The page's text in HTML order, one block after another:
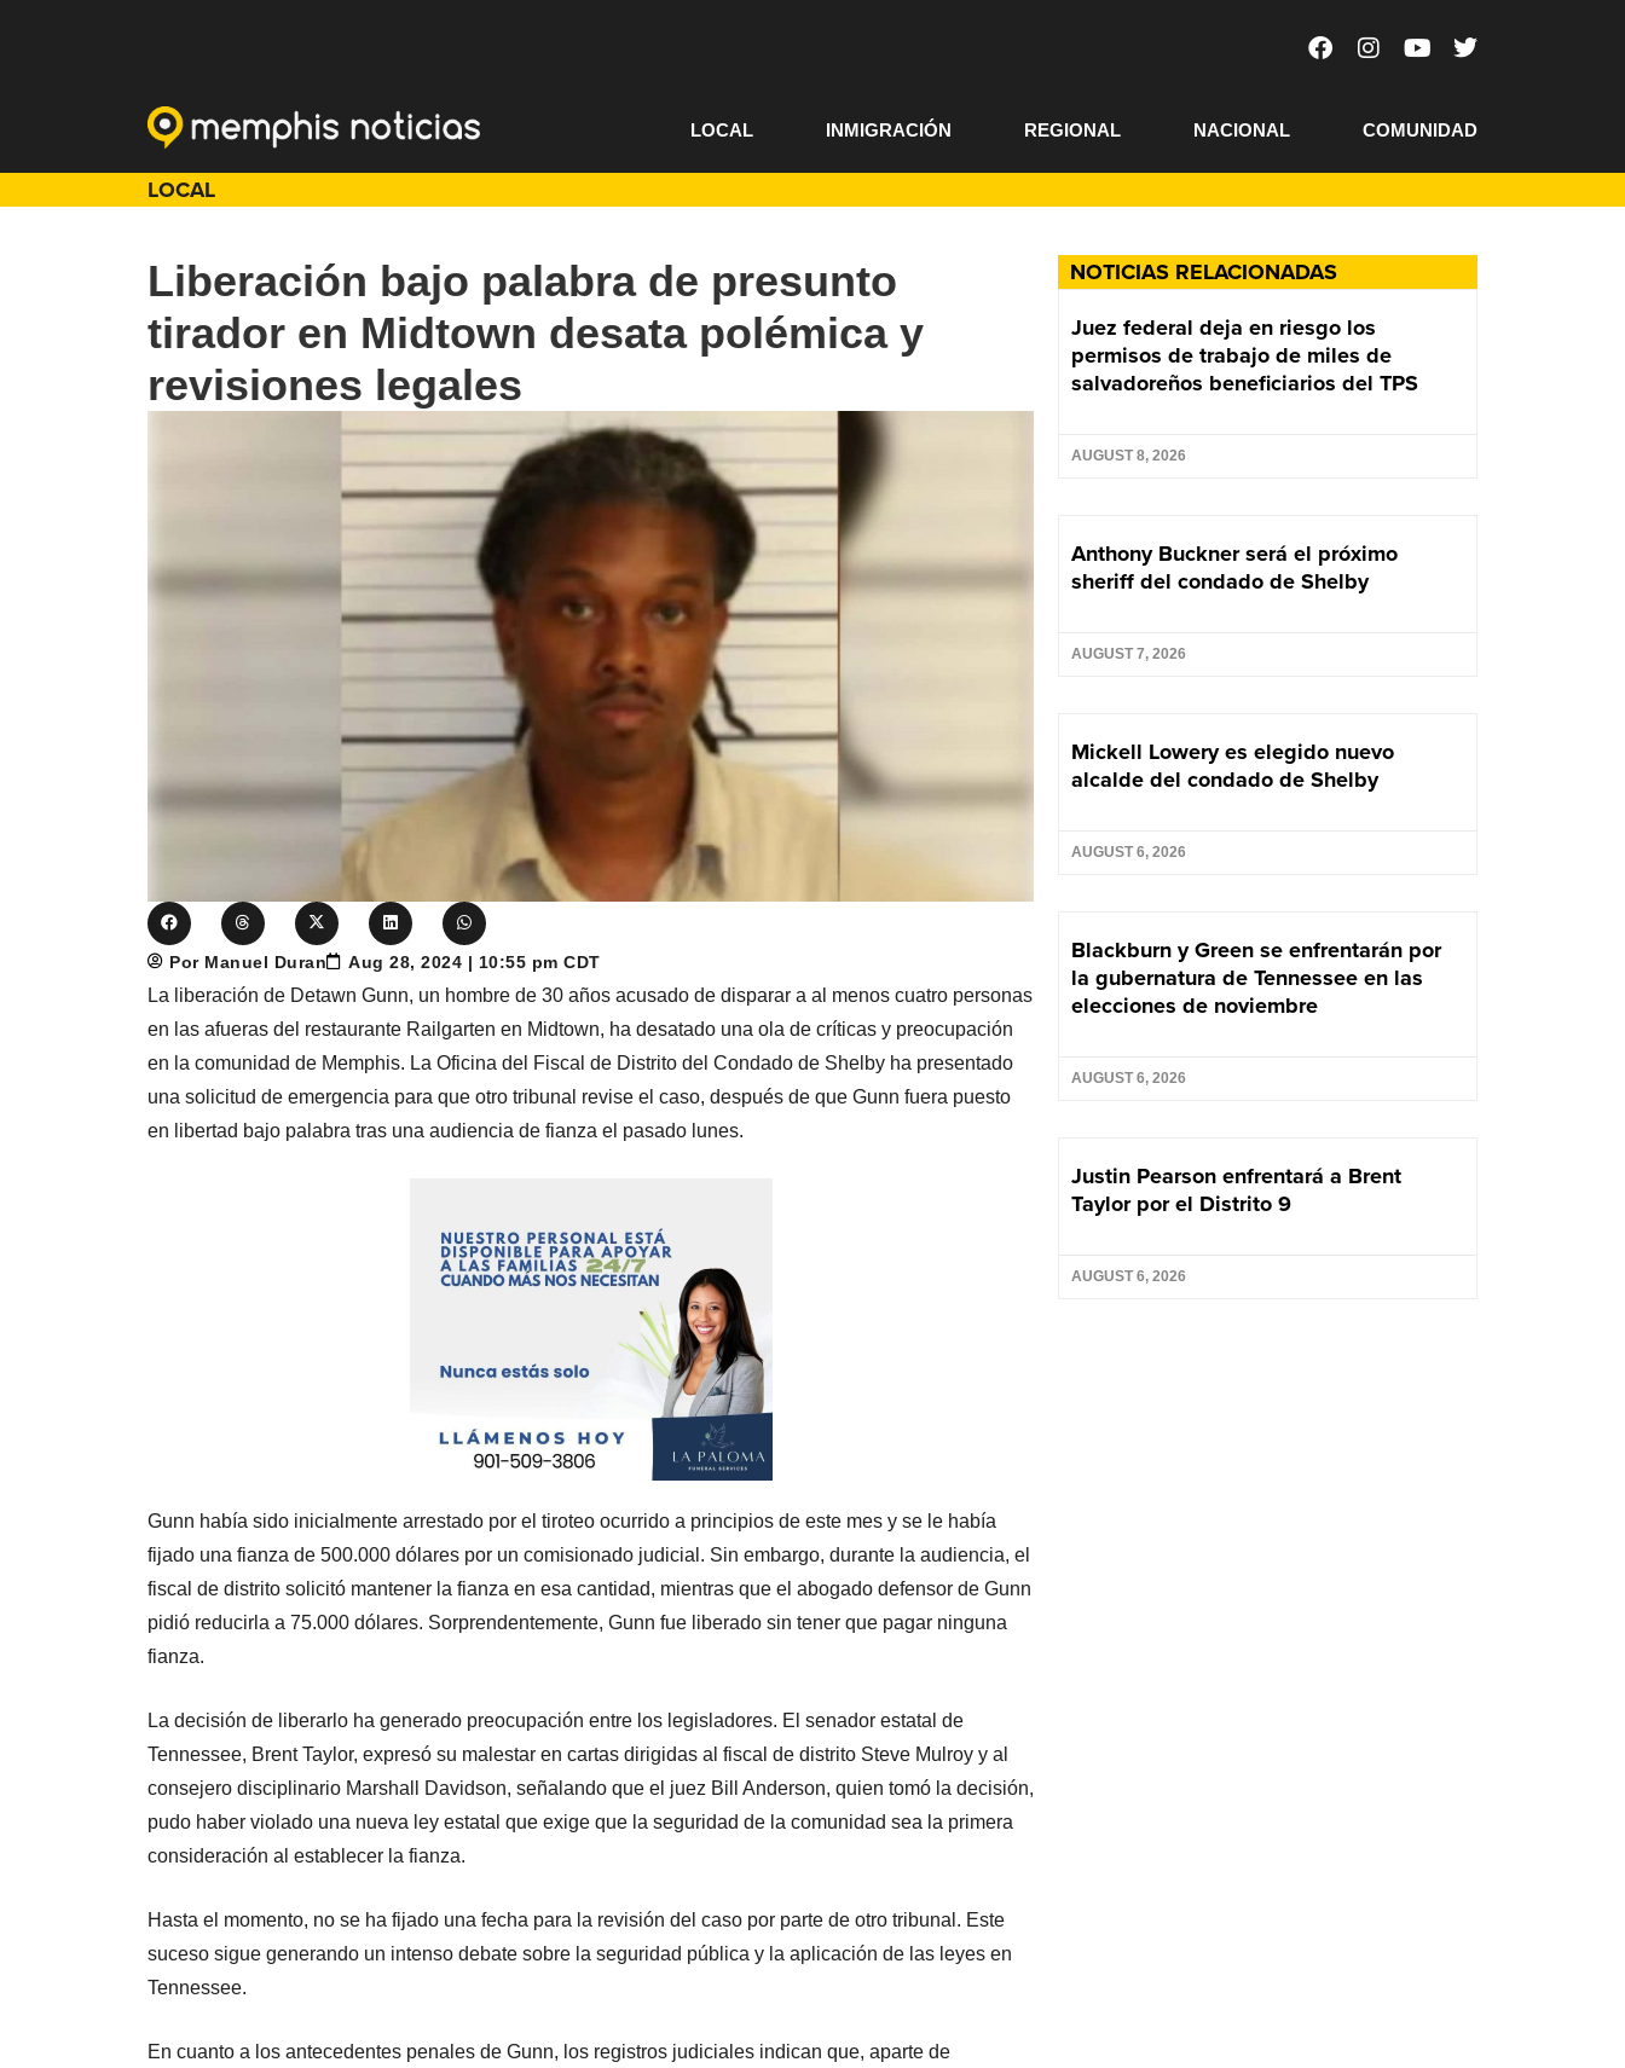
LOCAL INMIGRACIÓN REGIONAL NACIONAL COMUNIDAD
LOCAL
NOTICIAS RELACIONADAS
Juez federal deja en riesgo los
permisos de trabajo de miles de
salvadoreños beneficiarios del TPS
AUGUST 8, 2026
Anthony Buckner será el próximo
sheriff del condado de Shelby
AUGUST 7, 2026
Mickell Lowery es elegido nuevo
alcalde del condado de Shelby
AUGUST 6, 2026
Blackburn y Green se enfrentarán por
la gubernatura de Tennessee en las
elecciones de noviembre
AUGUST 6, 2026
Justin Pearson enfrentará a Brent
Taylor por el Distrito 9
AUGUST 6, 2026
Liberación bajo palabra de presunto
tirador en Midtown desata polémica y
revisiones legales
Por Manuel Duran Aug 28, 2024 | 10:55 pm CDT
La liberación de Detawn Gunn, un hombre de 30 años acusado de disparar a al menos cuatro personas
en las afueras del restaurante Railgarten en Midtown, ha desatado una ola de críticas y preocupación
en la comunidad de Memphis. La Oficina del Fiscal de Distrito del Condado de Shelby ha presentado
una solicitud de emergencia para que otro tribunal revise el caso, después de que Gunn fuera puesto
en libertad bajo palabra tras una audiencia de fianza el pasado lunes.
Gunn había sido inicialmente arrestado por el tiroteo ocurrido a principios de este mes y se le había
fijado una fianza de 500.000 dólares por un comisionado judicial. Sin embargo, durante la audiencia, el
fiscal de distrito solicitó mantener la fianza en esa cantidad, mientras que el abogado defensor de Gunn
pidió reducirla a 75.000 dólares. Sorprendentemente, Gunn fue liberado sin tener que pagar ninguna
fianza.
La decisión de liberarlo ha generado preocupación entre los legisladores. El senador estatal de
Tennessee, Brent Taylor, expresó su malestar en cartas dirigidas al fiscal de distrito Steve Mulroy y al
consejero disciplinario Marshall Davidson, señalando que el juez Bill Anderson, quien tomó la decisión,
pudo haber violado una nueva ley estatal que exige que la seguridad de la comunidad sea la primera
consideración al establecer la fianza.
Hasta el momento, no se ha fijado una fecha para la revisión del caso por parte de otro tribunal. Este
suceso sigue generando un intenso debate sobre la seguridad pública y la aplicación de las leyes en
Tennessee.
En cuanto a los antecedentes penales de Gunn, los registros judiciales indican que, aparte de